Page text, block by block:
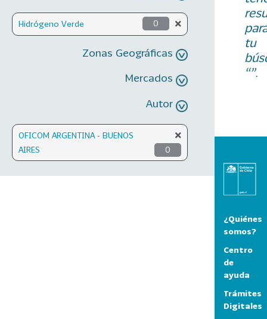
Hidrógeno Verde 0
Zonas Geográficas
Mercados
Autor
OFICOM ARGENTINA - BUENOS
AIRES
0
tu
“”.
¿Quiénes
somos?
Centro
de
ayuda
Trámites
Digitales